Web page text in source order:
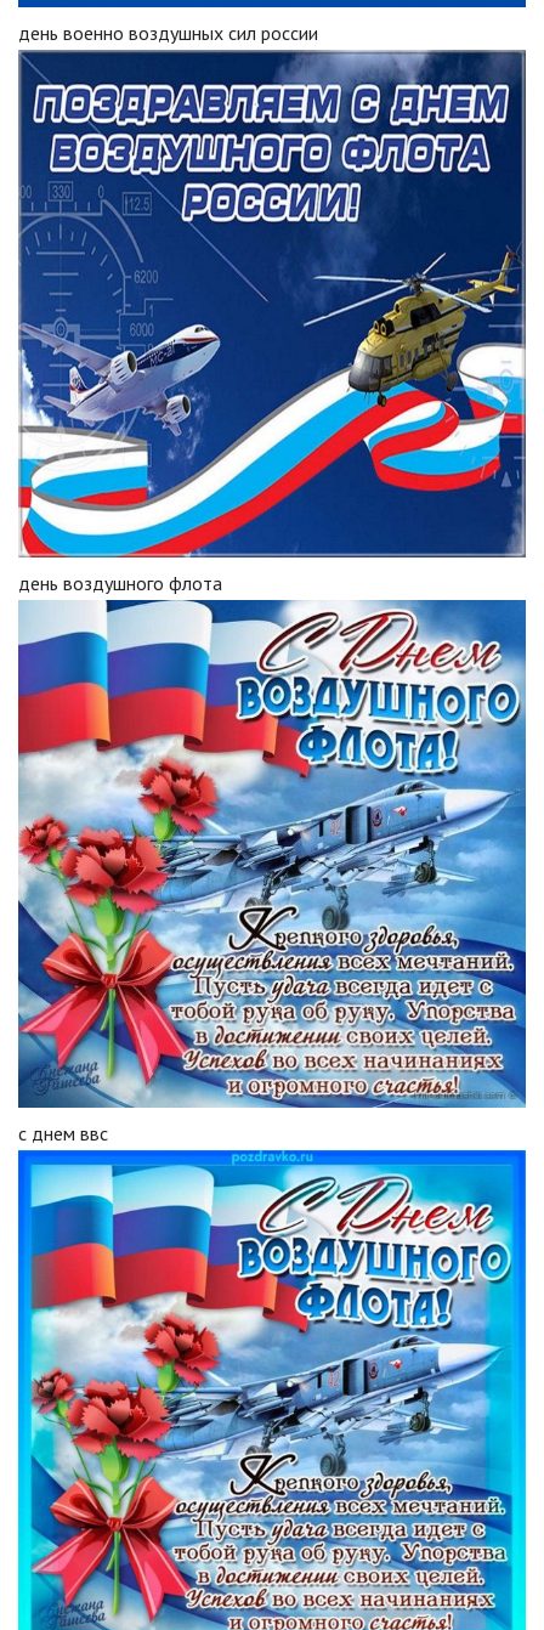
день военно воздушных сил россии
день воздушного флота
с днем ввс